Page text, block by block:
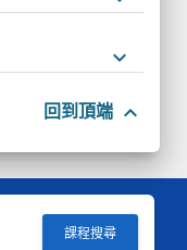
keyboard_arrow_down
回到頂端 keyboard_arrow_up
課程搜尋